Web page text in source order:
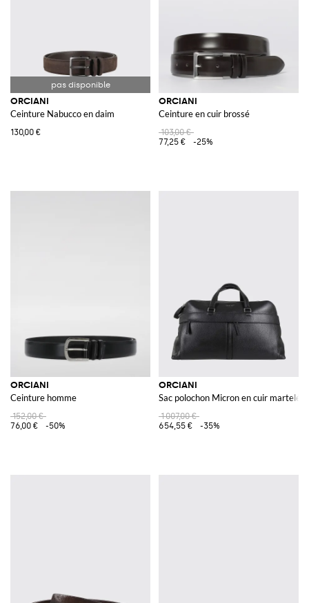
ORCIANI
Ceinture Nabucco en daim
130,00 €
ORCIANI
Ceinture en cuir brossé
103,00 €
77,25 €
-25%
ORCIANI
Ceinture homme
152,00 €
76,00 €
-50%
ORCIANI
Sac polochon Micron en cuir martelé
1 007,00 €
654,55 €
-35%